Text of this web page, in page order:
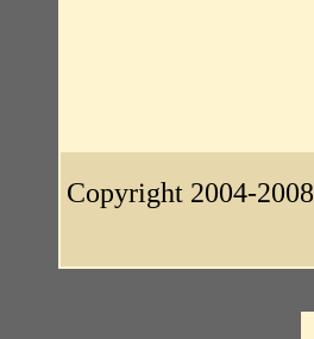
Copyright 2004-2008